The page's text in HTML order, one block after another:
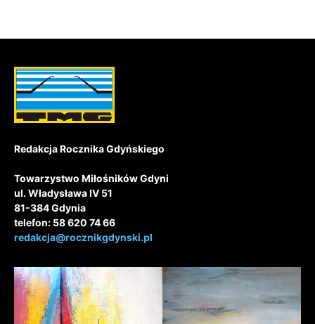
Redakcja Rocznika Gdyńskiego
Towarzystwo Miłośników Gdyni
ul. Władysława IV 51
81-384 Gdynia
telefon: 58 620 74 66
redakcja@rocznikgdynski.pl